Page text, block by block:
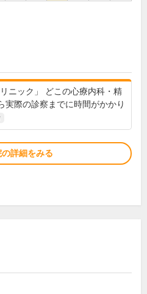
ニック」 どこの心療内科・精
実際の診察までに時間がかかり
詳細をみる